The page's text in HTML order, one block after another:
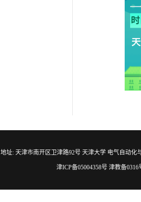
地址: 天津市南开区卫津路92号 天津大学 电气自动化
津ICP备05004358号 津教备